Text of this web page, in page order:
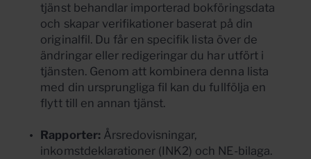
tjänst behandlar importerad bokföringsdata
och skapar verifikationer baserat på din
originalfil. Du får en specifik lista över de
ändringar eller redigeringar du har utfört i
tjänsten. Genom att kombinera denna lista
med din ursprungliga fil kan du fullfölja en
flytt till en annan tjänst.
Rapporter: Årsredovisningar,
inkomstdeklarationer (INK2) och NE-bilaga.